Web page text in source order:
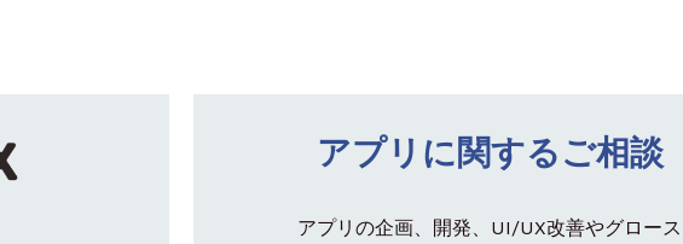
アプリに関するご相談
アプリの企画、開発、UI/UX改善やグロース